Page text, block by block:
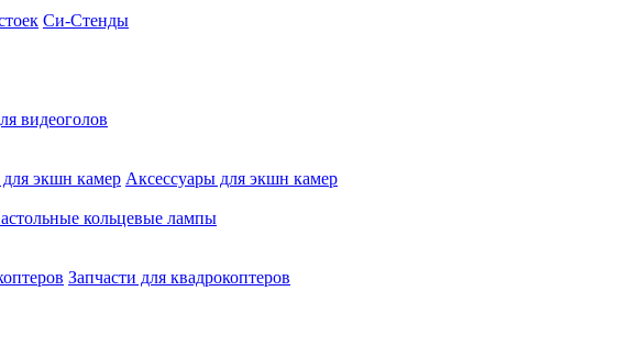
Си-Стенды
видеоголов
экшн камер Аксессуары для экшн камер
кольцевые лампы
Запчасти для квадрокоптеров